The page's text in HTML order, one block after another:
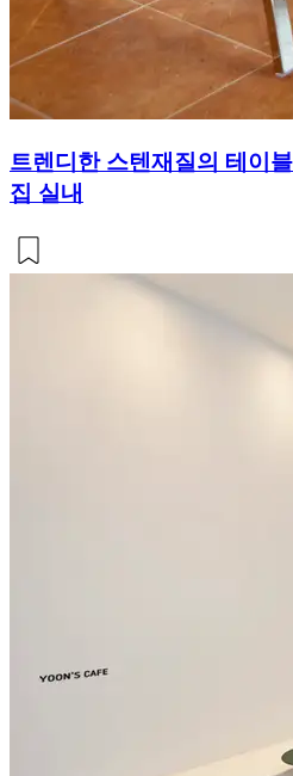
트렌디한 스텐재질의 테이
집 실내